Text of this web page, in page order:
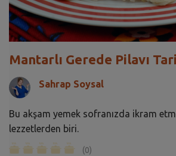
Mantarlı Gerede Pilavı
Sahrap Soysal
Bu akşam yemek sofranızda ikram
lezzetlerden biri.
(0)